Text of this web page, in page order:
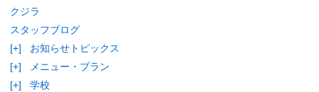
クジラ
スタッフブログ
[+]
お知らせトピックス
[+]
メニュー・プラン
[+]
学校